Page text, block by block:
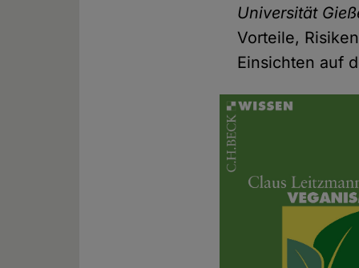
Universität
Vorteile,
Einsichten auf